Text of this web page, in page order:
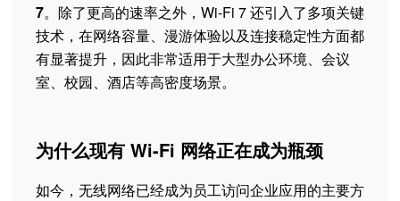
7。除了更高的速率之外，Wi-Fi 7 还引入了多项关键
技术，在网络容量、漫游体验以及连接稳定性方面都
有显著提升，因此非常适用于大型办公环境、会议
室、校园、酒店等高密度场景。
为什么现有 Wi-Fi 网络正在成为瓶颈
如今，无线网络已经成为员工访问企业应用的主要方